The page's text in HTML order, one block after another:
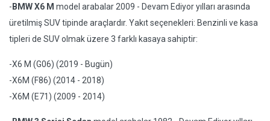
- BMW X6 M model arabalar 2009 - Devam Ediyor yılları arasında
üretilmiş SUV tipinde araçlardır. Yakıt seçenekleri: Benzinli ve kasa
tipleri de SUV olmak üzere 3 farklı kasaya sahiptir:
-X6 M (G06) (2019 - Bugün)
-X6M (F86) (2014 - 2018)
-X6M (E71) (2009 - 2014)